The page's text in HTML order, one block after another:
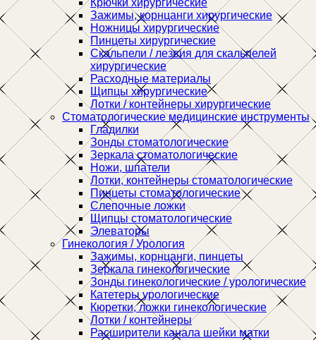
Крючки хирургические
Зажимы, корнцанги хирургические
Ножницы хирургические
Пинцеты хирургические
Скальпели / лезвия для скальпелей
хирургические
Расходные материалы
Щипцы хирургические
Лотки / контейнеры хирургические
Стоматологические медицинские инструменты
Гладилки
Зонды стоматологические
Зеркала стоматологические
Ножи, шпатели
Лотки, контейнеры стоматологические
Пинцеты стоматологические
Слепочные ложки
Щипцы стоматологические
Элеваторы
Гинекология / Урология
Зажимы, корнцанги, пинцеты
Зеркала гинекологические
Зонды гинекологические / урологические
Катетеры урологические
Кюретки, ложки гинекологические
Лотки / контейнеры
Расширители канала шейки матки